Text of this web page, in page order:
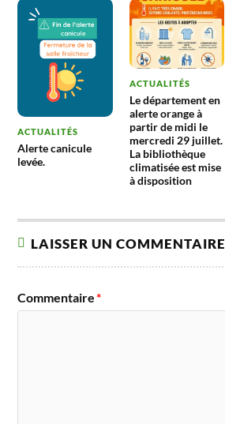
ACTUALITÉS
Alerte canicule
levée.
ACTUALITÉS
Le département en
alerte orange à
partir de midi le
mercredi 29 juillet.
La bibliothèque
climatisée est mise
à disposition
LAISSER UN COMMENTAIRE
Commentaire*